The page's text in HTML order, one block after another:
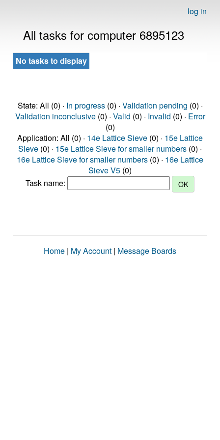
log in
All tasks for computer 6895123
No tasks to display
State: All (0) · In progress(0) · Validation pending (0) ·
Validation inconclusive(0) · Valid (0) · Invalid (0) · Error
(0)
Application: All (0) · 14e Lattice Sieve (0) · 15e Lattice
Sieve (0) · 15e Lattice Sieve for smaller numbers (0) ·
16e Lattice Sieve for smaller numbers (0) · 16e Lattice
Sieve V5 (0)
Task name:
Home | My Account | Message Boards